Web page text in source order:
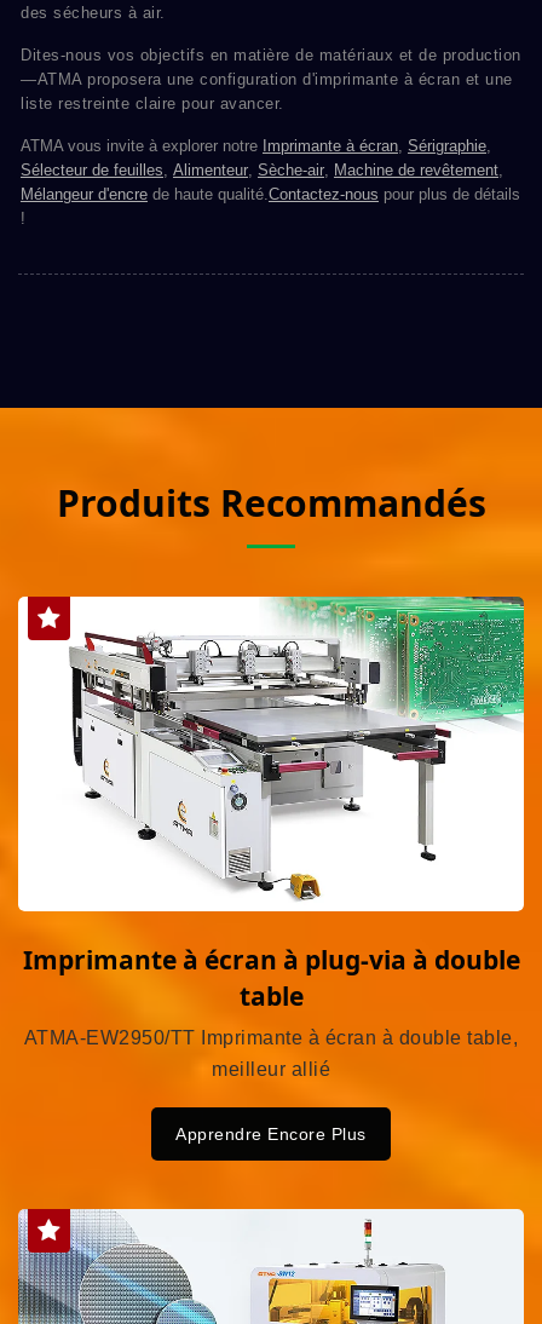
des sécheurs à air.
Dites-nous vos objectifs en matière de matériaux et de production
—ATMA proposera une configuration d'imprimante à écran et une
liste restreinte claire pour avancer.
ATMA vous invite à explorer notre Imprimante à écran, Sérigraphie,
Sélecteur de feuilles, Alimenteur, Sèche-air, Machine de revêtement,
Mélangeur d'encre de haute qualité.Contactez-nous pour plus de détails
!
Produits Recommandés
Imprimante à écran à plug-via à double
table
ATMA-EW2950/TT Imprimante à écran à double table,
meilleur allié
Apprendre Encore Plus